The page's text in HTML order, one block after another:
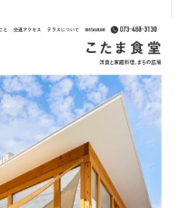
までたくさんの想いやスト
功を奏し、開業前から地域
取材いただけ、同じく
SNS上でも多くの投稿やシ
の似合う爽やかな雰囲気、
ないスタンダードなグラフ